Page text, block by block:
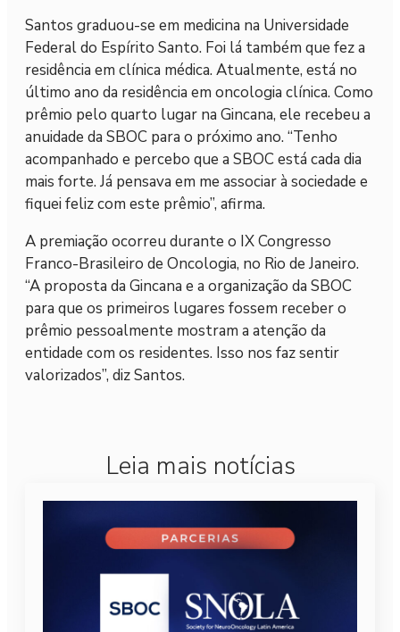
Santos graduou-se em medicina na Universidade
Federal do Espírito Santo. Foi lá também que fez a
residência em clínica médica. Atualmente, está no
último ano da residência em oncologia clínica. Como
prêmio pelo quarto lugar na Gincana, ele recebeu a
anuidade da SBOC para o próximo ano. “Tenho
acompanhado e percebo que a SBOC está cada dia
mais forte. Já pensava em me associar à sociedade e
fiquei feliz com este prêmio”, afirma.
A premiação ocorreu durante o IX Congresso
Franco-Brasileiro de Oncologia, no Rio de Janeiro.
“A proposta da Gincana e a organização da SBOC
para que os primeiros lugares fossem receber o
prêmio pessoalmente mostram a atenção da
entidade com os residentes. Isso nos faz sentir
valorizados”, diz Santos.
Leia mais notícias